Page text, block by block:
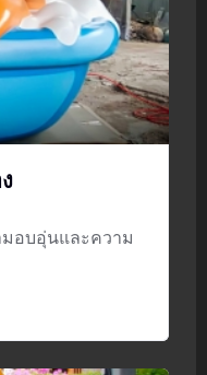
อบอุ่นและความ